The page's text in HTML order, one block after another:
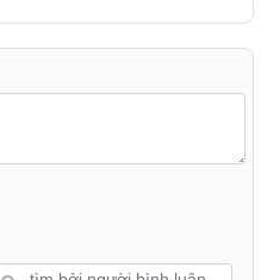
đêm
sau gồm 50MP OIS + 5MP